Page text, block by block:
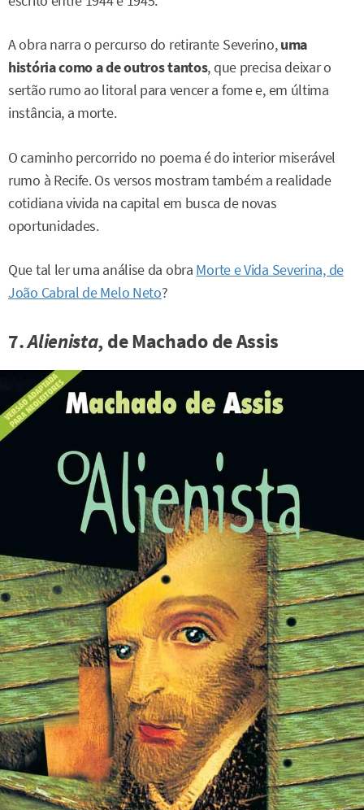
A obra narra o percurso do retirante Severino,uma
história como a de outros tantos, que precisa deixar o
sertão rumo ao litoral para vencer a fome e, em última
instância, a morte.
O caminho percorrido no poema é do interior miserável
rumo à Recife. Os versos mostram também a realidade
cotidiana vivida na capital em busca de novas
oportunidades.
Que tal ler uma análise da obra Morte e Vida Severina, de
João Cabral de Melo Neto?
7.Alienista, de Machado de Assis